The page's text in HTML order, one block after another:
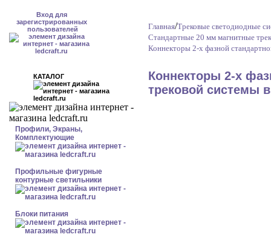
Вход для
зарегистрированных
пользователей
КАТАЛОГ
Профили, Экраны,
Комплектующие
Профильные фигурные
контурные светильники
Блоки питания
Главная/Трековые светодиодные
Стандартные 20 мм магнитные
Коннекторы 2-x фазной
Коннекторы 2-x
трековой системы